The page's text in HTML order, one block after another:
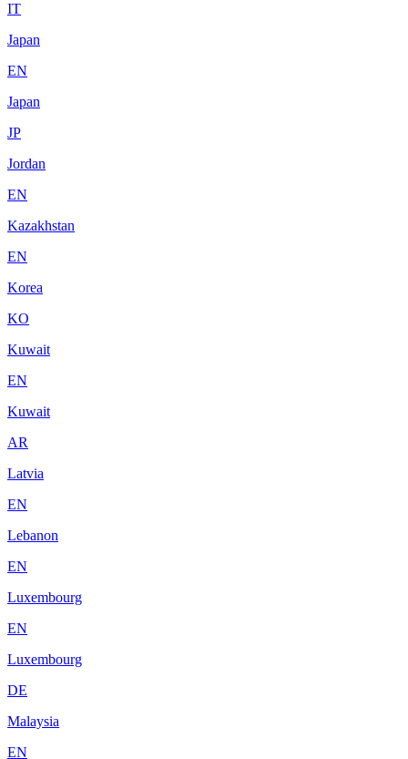
IT
Japan
EN
Japan
JP
Jordan
EN
Kazakhstan
EN
Korea
KO
Kuwait
EN
Kuwait
AR
Latvia
EN
Lebanon
EN
Luxembourg
EN
Luxembourg
DE
Malaysia
EN